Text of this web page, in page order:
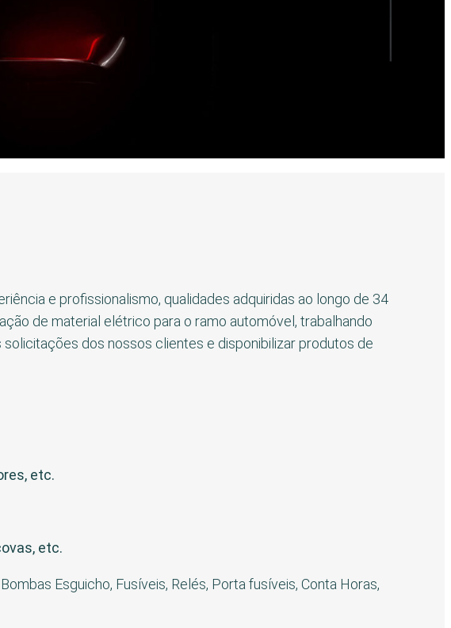
e profissionalismo, qualidades adquiridas ao longo de 34
de material elétrico para o ramo automóvel, trabalhando
dos nossos clientes e disponibilizar produtos de
etc.
etc.
Esguicho, Fusíveis, Relés, Porta fusíveis, Conta Horas,